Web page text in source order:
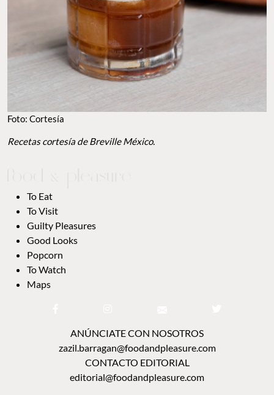
Foto: Cortesía
Recetas cortesía de Breville México.
To Eat
To Visit
Guilty Pleasures
Good Looks
Popcorn
To Watch
Maps
ANÚNCIATE CON NOSOTROS
zazil.barragan@foodandpleasure.com
CONTACTO EDITORIAL
editorial@foodandpleasure.com